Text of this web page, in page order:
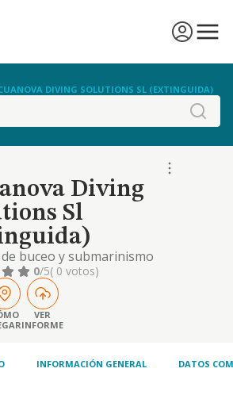
DIVING SOLUTIONS SL (EXTINGUIDA)
Diving
Sl
de buceo y submarinismo
la formacion y ensenanzas
y practicas correspondientes para la
submarinismo.
0/5( 0 votos)
VER
INFORME
INFORMACIÓN GENERAL DATOS